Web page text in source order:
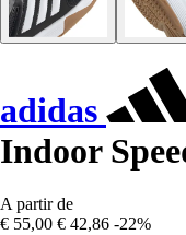
adidas
Indoor
A partir de
€ 55,00 € 42,86 -22%